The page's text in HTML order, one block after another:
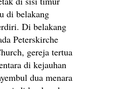
di belakang
Di belakang
Peterskirche
gereja tertua
di kejauhan
dua menara